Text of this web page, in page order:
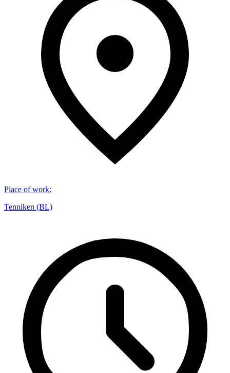
Place of work:
Tenniken (BL)